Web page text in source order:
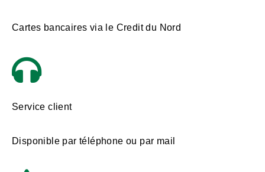
Cartes bancaires via le Credit du Nord
Service client
Disponible par téléphone ou par mail